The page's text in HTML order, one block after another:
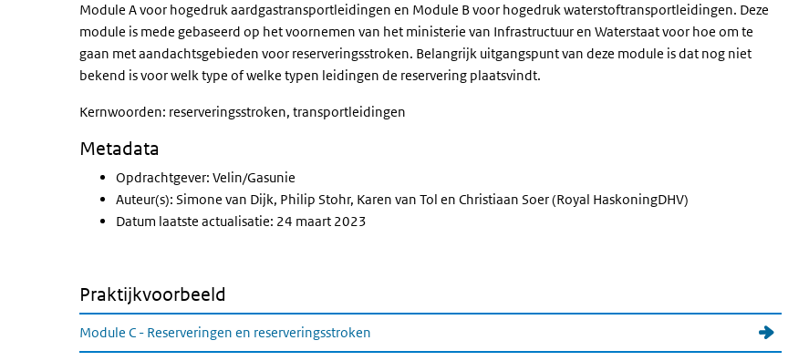
Module A voor hogedruk aardgastransportleidingen en Module B voor hogedruk waterstoftransportleidingen. Deze
module is mede gebaseerd op het voornemen van het ministerie van Infrastructuur en Waterstaat voor hoe om te
gaan met aandachtsgebieden voor reserveringsstroken. Belangrijk uitgangspunt van deze module is dat nog niet
bekend is voor welk type of welke typen leidingen de reservering plaatsvindt.
Kernwoorden: reserveringsstroken, transportleidingen
Metadata
Opdrachtgever: Velin/Gasunie
Auteur(s): Simone van Dijk, Philip Stohr, Karen van Tol en Christiaan Soer (Royal HaskoningDHV)
Datum laatste actualisatie: 24 maart 2023
Praktijkvoorbeeld
Module C - Reserveringen en reserveringsstroken